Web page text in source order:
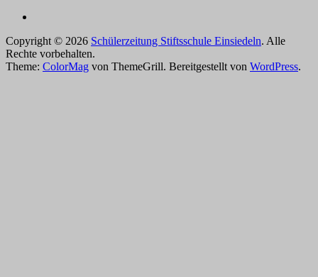
Copyright © 2026 Schülerzeitung Stiftsschule Einsiedeln. Alle
Rechte vorbehalten.
Theme: ColorMag von ThemeGrill. Bereitgestellt von WordPress.